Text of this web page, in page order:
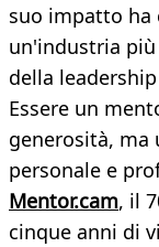
suo impatto
un'industria più
della
Essere un
generosità, ma
personale e
Mentor.cam, il
cinque anni di